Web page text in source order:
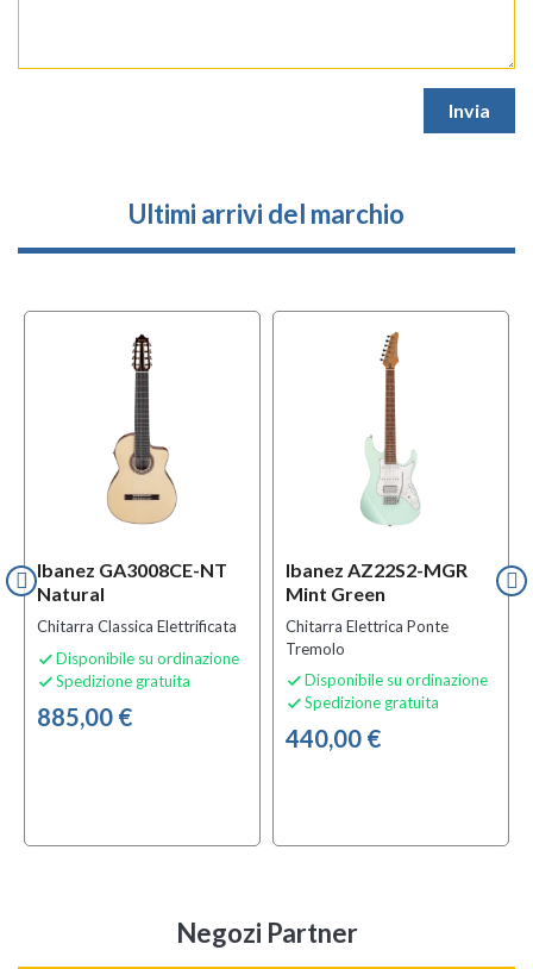
Ultimi arrivi del marchio
Ibanez GA3008CE-NT
Natural
Chitarra Classica Elettrificata
 Disponibile su ordinazione
 Spedizione gratuita
885,00 €
Ibanez AZ22S2-MGR
Mint Green
Chitarra Elettrica Ponte
Tremolo
 Disponibile su ordinazione
 Spedizione gratuita
440,00 €
Negozi Partner